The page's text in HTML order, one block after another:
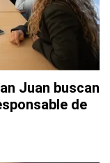
Juan buscan
de